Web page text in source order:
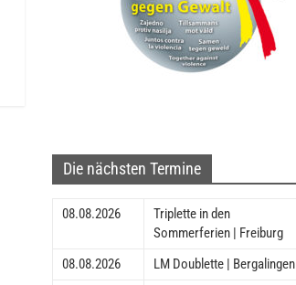
Die nächsten Termine
08.08.2026
Triplette in den
Sommerferien | Freiburg
08.08.2026
LM Doublette | Bergalingen